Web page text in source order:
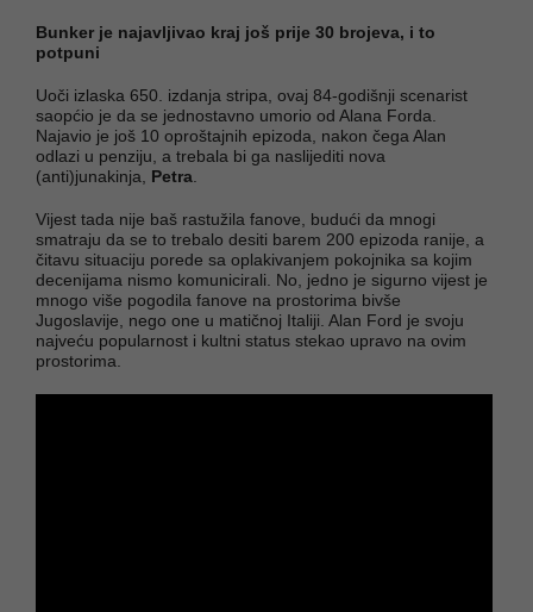
Bunker je najavljivao kraj još prije 30 brojeva, i to
potpuni
Uoči izlaska 650. izdanja stripa, ovaj 84-godišnji scenarist
saopćio je da se jednostavno umorio od Alana Forda.
Najavio je još 10 oproštajnih epizoda, nakon čega Alan
odlazi u penziju, a trebala bi ga naslijediti nova
(anti)junakinja, Petra
Vijest tada nije baš rastužila fanove, budući da mnogi
smatraju da se to trebalo desiti barem 200 epizoda ranije, a
čitavu situaciju porede sa oplakivanjem pokojnika sa kojim
decenijama nismo komunicirali. No, jedno je sigurno vijest je
mnogo više pogodila fanove na prostorima bivše
Jugoslavije, nego one u matičnoj Italiji. Alan Ford je svoju
najveću popularnost i kultni status stekao upravo na ovim
prostorima.